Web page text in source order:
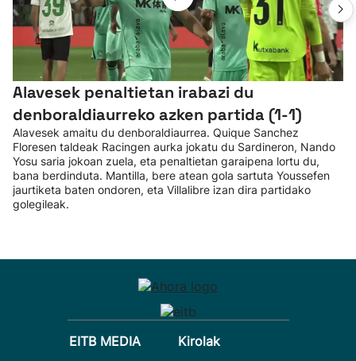
Alavesek penaltietan irabazi du
denboraldiaurreko azken partida (1-1)
Alavesek amaitu du denboraldiaurrea. Quique Sanchez
Floresen taldeak Racingen aurka jokatu du Sardineron, Nando
Yosu saria jokoan zuela, eta penaltietan garaipena lortu du,
bana berdinduta. Mantilla, bere atean gola sartuta Youssefen
jaurtiketa baten ondoren, eta Villalibre izan dira partidako
golegileak.
EITB MEDIA
Kirolak